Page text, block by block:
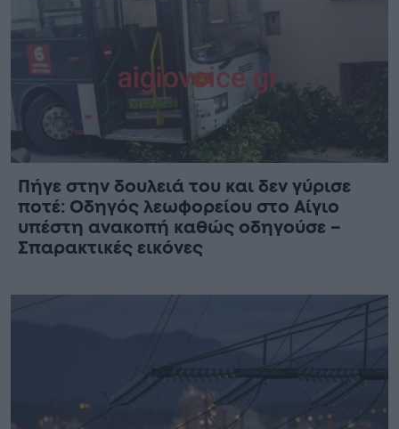
Πήγε στην δουλειά του και δεν γύρισε
ποτέ: Οδηγός λεωφορείου στο Αίγιο
υπέστη ανακοπή καθώς οδηγούσε –
Σπαρακτικές εικόνες